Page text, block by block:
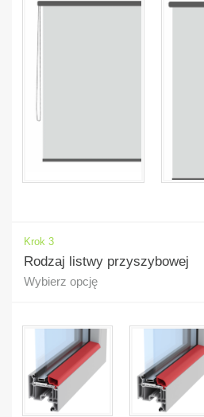
Krok 3
Rodzaj listwy przyszybowej
Wybierz opcję